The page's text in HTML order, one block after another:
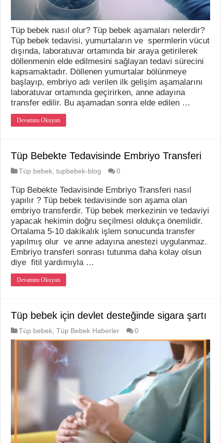
Tüp bebek nasıl olur? Tüp bebek aşamaları nelerdir?
Tüp bebek tedavisi, yumurtaların ve spermlerin vücut
dışında, laboratuvar ortamında bir araya getirilerek
döllenmenin elde edilmesini sağlayan tedavi sürecini
kapsamaktadır. Döllenen yumurtalar bölünmeye
başlayıp, embriyo adı verilen ilk gelişim aşamalarını
laboratuvar ortamında geçirirken, anne adayına
transfer edilir. Bu aşamadan sonra elde edilen …
Devamını Okuyun
Tüp Bebekte Tedavisinde Embriyo Transferi
Tüp bebek ,tupbebek-blog 0
Tüp Bebekte Tedavisinde Embriyo Transferi nasıl
yapılır ? Tüp bebek tedavisinde son aşama olan
embriyo transferdir. Tüp bebek merkezinin ve tedaviyi
yapacak hekimin doğru seçilmesi oldukça önemlidir.
Ortalama 5-10 dakikalık işlem sonucunda transfer
yapılmış olur ve anne adayına anestezi uygulanmaz.
Embriyo transferi sonrası tutunma daha kolay olsun
diye fitil yardımıyla …
Devamını Okuyun
Tüp bebek için devlet desteğinde sigara şartı
Tüp bebek ,Tüp Bebek Haberler 0